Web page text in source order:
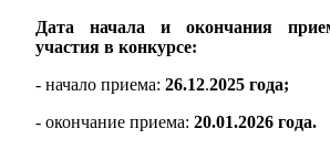
Дата начала и окончания
участия в конкурсе:
- начало приема: 26.12.2025 года;
- окончание приема: 20.01.2026 года.